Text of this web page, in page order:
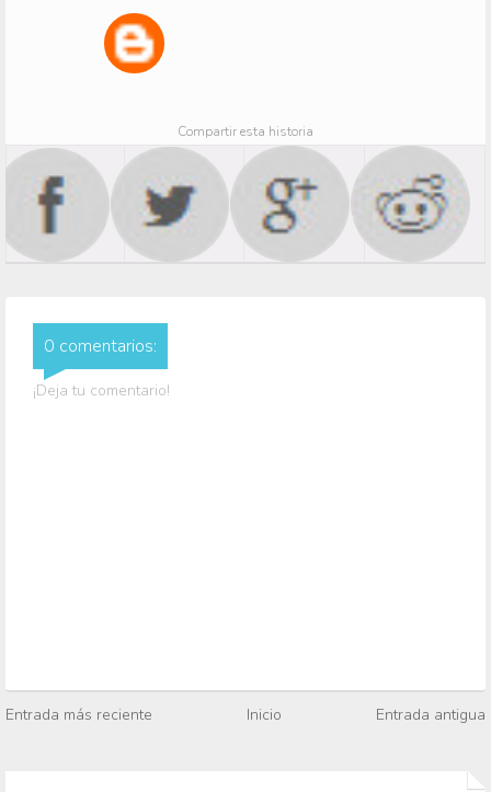
Compartir esta historia
0 comentarios:
¡Deja tu comentario!
Entrada más reciente Inicio Entrada antigua